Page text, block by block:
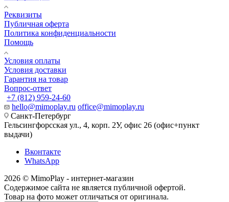
Реквизиты
Публичная оферта
Политика конфиденциальности
Помощь
Условия оплаты
Условия доставки
Гарантия на товар
Вопрос-ответ
+7 (812) 959-24-60
hello@mimoplay.ru office@mimoplay.ru
Санкт-Петербург
Гельсингфорсская ул., 4, корп. 2У, офис 26 (офис+пункт
выдачи)
Вконтакте
WhatsApp
2026 © MimoPlay - интернет-магазин
Содержимое сайта не является публичной офертой.
Товар на фото может отличаться от оригинала.